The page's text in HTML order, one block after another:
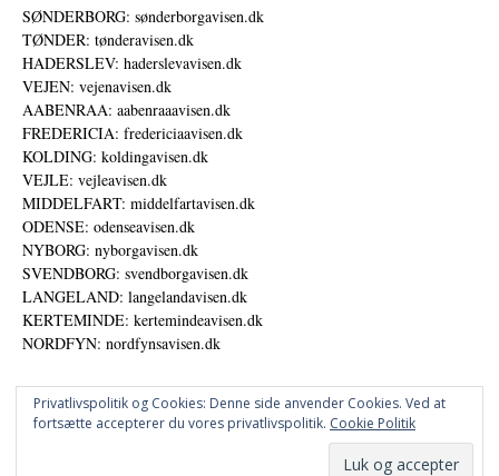
SØNDERBORG: sønderborgavisen.dk
TØNDER: tønderavisen.dk
HADERSLEV: haderslevavisen.dk
VEJEN: vejenavisen.dk
AABENRAA: aabenraaavisen.dk
FREDERICIA: fredericiaavisen.dk
KOLDING: koldingavisen.dk
VEJLE: vejleavisen.dk
MIDDELFART: middelfartavisen.dk
ODENSE: odenseavisen.dk
NYBORG: nyborgavisen.dk
SVENDBORG: svendborgavisen.dk
LANGELAND: langelandavisen.dk
KERTEMINDE: kertemindeavisen.dk
NORDFYN: nordfynsavisen.dk
Privatlivspolitik og Cookies: Denne side anvender Cookies. Ved at
fortsætte accepterer du vores privatlivspolitik. Cookie Politik